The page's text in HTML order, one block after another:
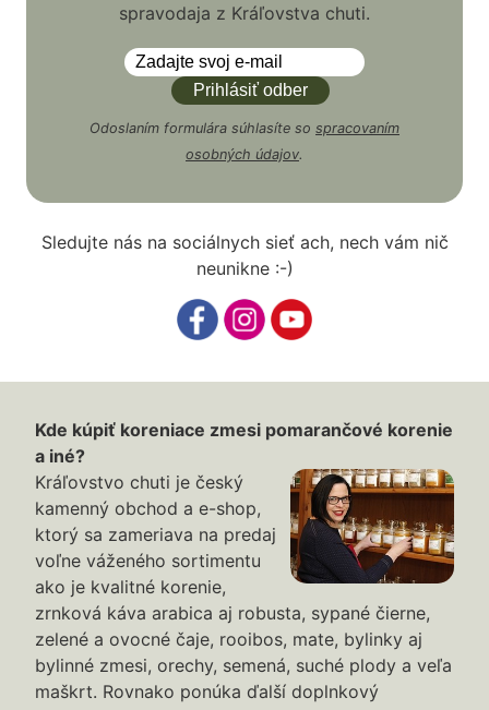
spravodaja z Kráľovstva chuti.
Odoslaním formulára súhlasíte so spracovaním
osobných údajov.
Sledujte nás na sociálnych sieť ach, nech vám nič
neunikne :-)
Kde kúpiť koreniace zmesi pomarančové korenie
a iné?
Kráľovstvo chuti je český
kamenný obchod a e-shop,
ktorý sa zameriava na predaj
voľne váženého sortimentu
ako je kvalitné korenie,
zrnková káva arabica aj robusta, sypané čierne,
zelené a ovocné čaje, rooibos, mate, bylinky aj
bylinné zmesi, orechy, semená, suché plody a veľa
maškrt. Rovnako ponúka ďalší doplnkový